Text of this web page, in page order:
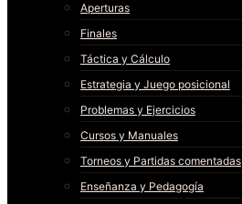
Aperturas
Finales
Táctica y Cálculo
Estrategia y Juego posicional
Problemas y Ejercicios
Cursos y Manuales
Torneos y Partidas comentadas
Enseñanza y Pedagogía